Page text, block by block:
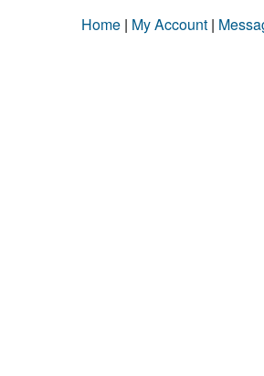
Home | My Account |